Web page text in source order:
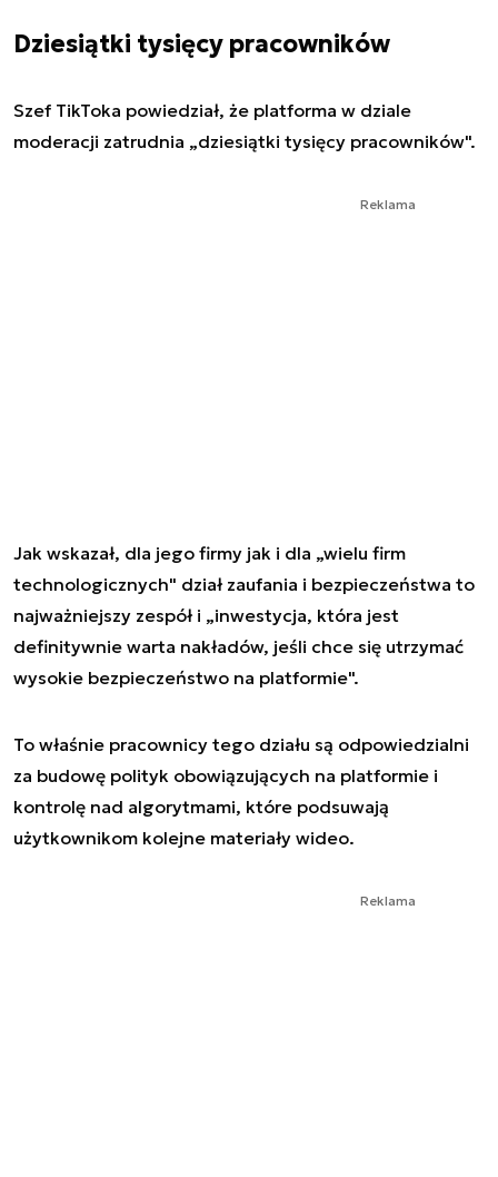
Dziesiątki tysięcy pracowników
Szef TikToka powiedział, że platforma w dziale
moderacji zatrudnia „dziesiątki tysięcy pracowników".
Reklama
Jak wskazał, dla jego firmy jak i dla „wielu firm
technologicznych" dział zaufania i bezpieczeństwa to
najważniejszy zespół i „inwestycja, która jest
definitywnie warta nakładów, jeśli chce się utrzymać
wysokie bezpieczeństwo na platformie".
To właśnie pracownicy tego działu są odpowiedzialni
za budowę polityk obowiązujących na platformie i
kontrolę nad algorytmami, które podsuwają
użytkownikom kolejne materiały wideo.
Reklama